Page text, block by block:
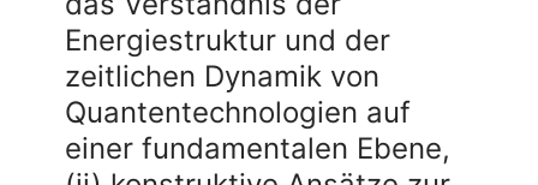
Energiestruktur und der
zeitlichen Dynamik von
Quantentechnologien auf
einer fundamentalen Ebene,